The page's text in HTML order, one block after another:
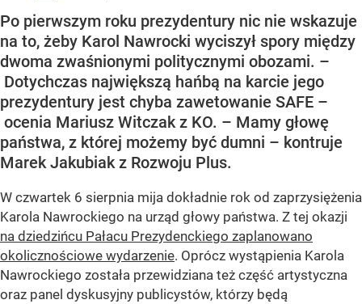
Po pierwszym roku prezydentury nic nie wskazuje
na to, żeby Karol Nawrocki wyciszył spory między
dwoma zwaśnionymi politycznymi obozami. –
Dotychczas największą hańbą na karcie jego
prezydentury jest chyba zawetowanie SAFE –
ocenia Mariusz Witczak z KO. – Mamy głowę
państwa, z której możemy być dumni – kontruje
Marek Jakubiak z Rozwoju Plus.
W czwartek 6 sierpnia mija dokładnie rok od zaprzysiężenia
Karola Nawrockiego na urząd głowy państwa. Z tej okazji
na dziedzińcu Pałacu Prezydenckiego zaplanowano
okolicznościowe wydarzenie. Oprócz wystąpienia Karola
Nawrockiego została przewidziana też część artystyczna
oraz panel dyskusyjny publicystów, którzy będą